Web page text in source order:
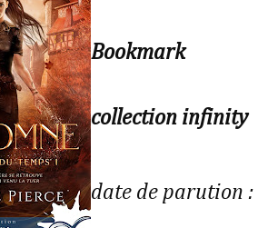
Bookmark
collection infinity
date de parution :